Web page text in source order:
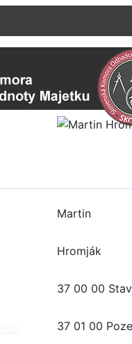
Martin
Hromják
37 00 00
37 01 00